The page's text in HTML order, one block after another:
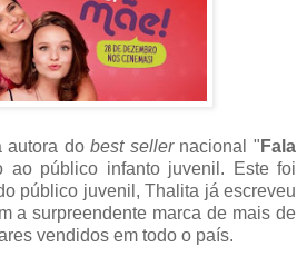
autora dobest sellernacional " Fala
ao público infanto juvenil. Este foi
público juvenil, Thalita já escreveu
a surpreendente marca de mais de
vendidos em todo o país.